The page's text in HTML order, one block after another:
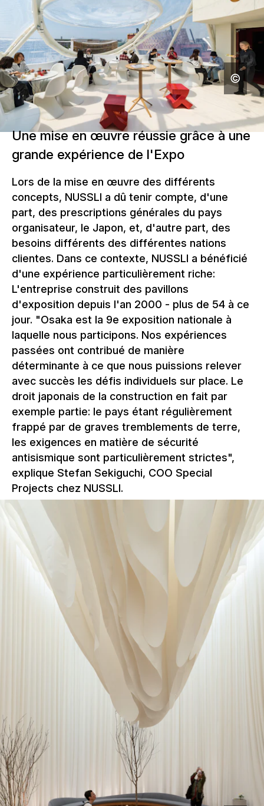
Une mise en œuvre réussie grâce à une
grande expérience de l'Expo
Lors de la mise en œuvre des différents
concepts, NUSSLI a dû tenir compte, d'une
part, des prescriptions générales du pays
organisateur, le Japon, et, d'autre part, des
besoins différents des différentes nations
clientes. Dans ce contexte, NUSSLI a bénéficié
d'une expérience particulièrement riche:
L'entreprise construit des pavillons
d'exposition depuis l'an 2000 - plus de 54 à ce
jour. "Osaka est la 9e exposition nationale à
laquelle nous participons. Nos expériences
passées ont contribué de manière
déterminante à ce que nous puissions relever
avec succès les défis individuels sur place. Le
droit japonais de la construction en fait par
exemple partie: le pays étant régulièrement
frappé par de graves tremblements de terre,
les exigences en matière de sécurité
antisismique sont particulièrement strictes",
explique Stefan Sekiguchi, COO Special
Projects chez NUSSLI.